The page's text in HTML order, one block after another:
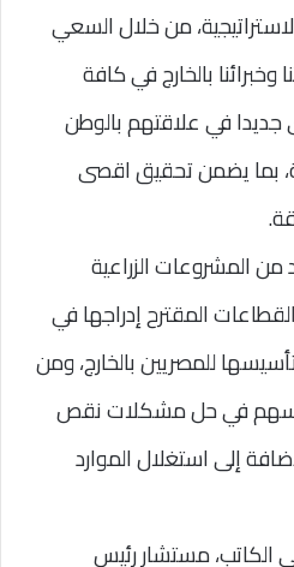
من خلال السعي
وخبرائنا بالخارج في كافة
جديدا في علاقتهم بالوطن
بما يضمن تحقيق اقصى
المشروعات الزراعية
المقترح إدراجها في
للمصريين بالخارج، ومن
في حل مشكلات نقص
إلى استغلال الموارد
الكاتب، مستشار رئيس